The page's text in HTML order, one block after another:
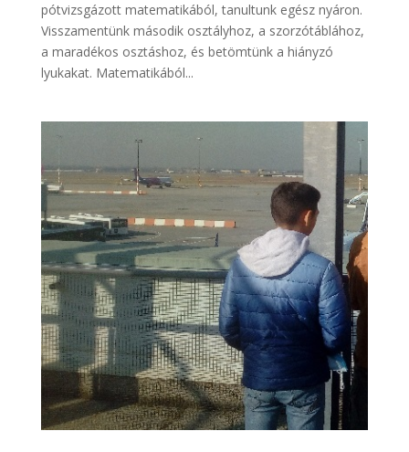
pótvizsgázott matematikából, tanultunk egész nyáron.
Visszamentünk második osztályhoz, a szorzótáblához,
a maradékos osztáshoz, és betömtünk a hiányzó
lyukakat. Matematikából...